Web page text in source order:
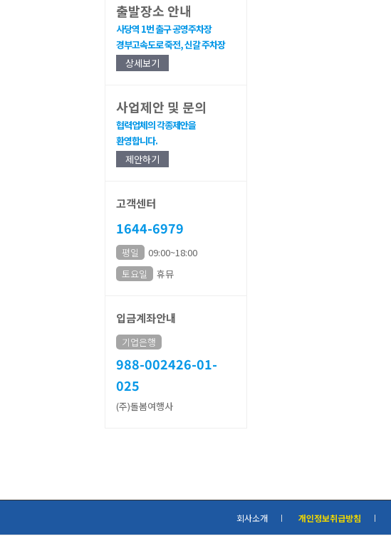
출발장소 안내
사당역 1번 출구 공영주차장
경부고속도로 죽전, 신갈 주차장
상세보기
사업제안 및 문의
협력업체의 각종제안을
환영합니다.
제안하기
고객센터
1644-6979
평일
09:00~18:00
토요일
휴뮤
입금계좌안내
기업은행
988-002426-01-
025
(주)돌봄여행사
회사소개 개인정보취급방침